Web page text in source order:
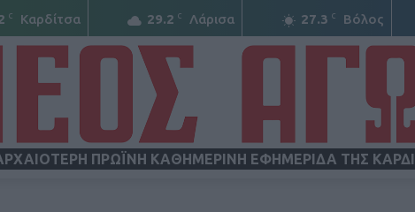
C Καρδίτσα 29.2 C Λάρισα 27.3 C Βόλος
ΠΡΩΪΝΗ ΚΑΘΗΜΕΡΙΝΗ ΕΦΗΜΕΡΙΔΑ ΤΗΣ